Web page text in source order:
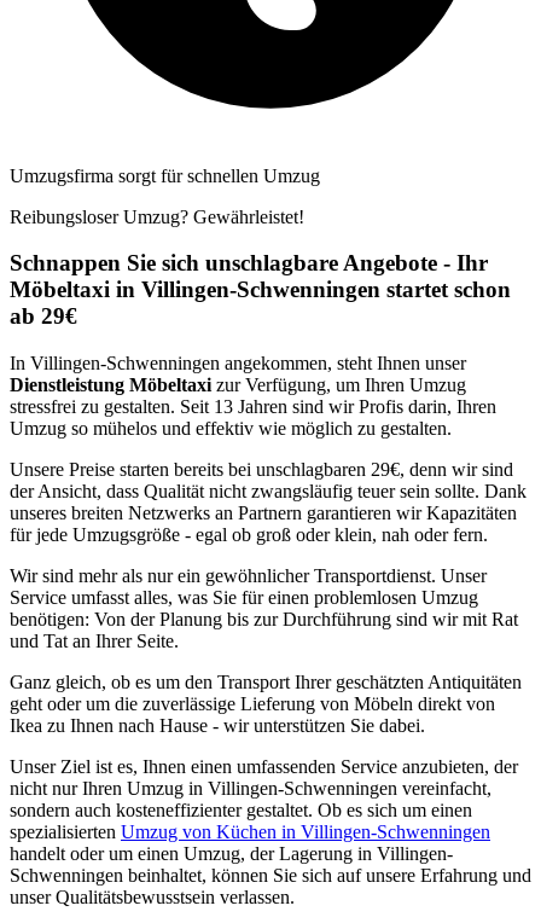
Umzugsfirma sorgt für schnellen Umzug
Reibungsloser Umzug? Gewährleistet!
Schnappen Sie sich unschlagbare Angebote - Ihr
Möbeltaxi in Villingen-Schwenningen startet schon
ab 29€
In Villingen-Schwenningen angekommen, steht Ihnen unser
Dienstleistung Möbeltaxi zur Verfügung, um Ihren Umzug
stressfrei zu gestalten. Seit 13 Jahren sind wir Profis darin, Ihren
Umzug so mühelos und effektiv wie möglich zu gestalten.
Unsere Preise starten bereits bei unschlagbaren 29€, denn wir sind
der Ansicht, dass Qualität nicht zwangsläufig teuer sein sollte. Dank
unseres breiten Netzwerks an Partnern garantieren wir Kapazitäten
für jede Umzugsgröße - egal ob groß oder klein, nah oder fern.
Wir sind mehr als nur ein gewöhnlicher Transportdienst. Unser
Service umfasst alles, was Sie für einen problemlosen Umzug
benötigen: Von der Planung bis zur Durchführung sind wir mit Rat
und Tat an Ihrer Seite.
Ganz gleich, ob es um den Transport Ihrer geschätzten Antiquitäten
geht oder um die zuverlässige Lieferung von Möbeln direkt von
Ikea zu Ihnen nach Hause - wir unterstützen Sie dabei.
Unser Ziel ist es, Ihnen einen umfassenden Service anzubieten, der
nicht nur Ihren Umzug in Villingen-Schwenningen vereinfacht,
sondern auch kosteneffizienter gestaltet. Ob es sich um einen
spezialisierten Umzug von Küchen in Villingen-Schwenningen
handelt oder um einen Umzug, der Lagerung in Villingen-
Schwenningen beinhaltet, können Sie sich auf unsere Erfahrung und
unser Qualitätsbewusstsein verlassen.